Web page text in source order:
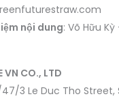
nội dung: Võ Hữu
VN CO., LTD
3 Le Duc Tho Street,